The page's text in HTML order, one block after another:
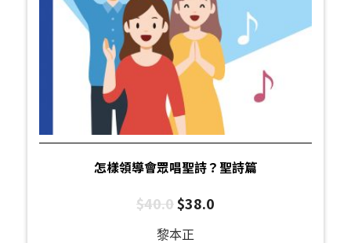
怎樣領導會眾唱聖詩？聖詩篇
$40.0$38.0
黎本正